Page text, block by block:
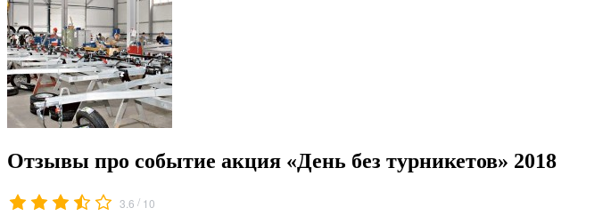
Отзывы про событие акция «День без турникетов» 2018
3.6 / 10